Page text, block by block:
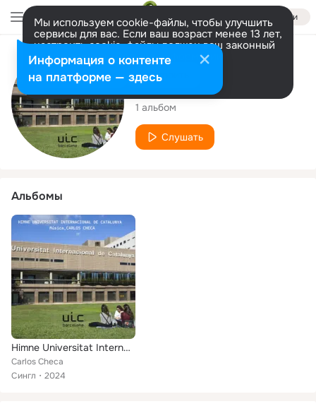
Войти
Мы используем cookie-файлы, чтобы улучшить
сервисы для вас. Если ваш возраст менее 13 лет,
настроить cookie-файлы должен ваш законный
представитель. Больше информации
Разрешить все Настроить
Исполнитель
Carlos Checa
1 альбом
Слушать
Альбомы
Himne Universitat Internacional De Catalunya.
Carlos Checa
Сингл
2024
Информация о контенте
на платформе — здесь